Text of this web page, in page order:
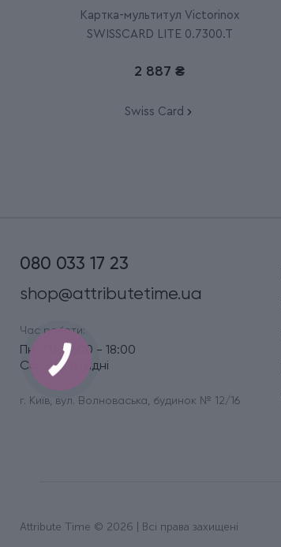
Картка-мультитул Victorinox
SWISSCARD LITE 0.7300.T
2 887 ₴
Swiss Card
080 033 17 23
shop@attributetime.ua
Час роботи:
Пн.-Пт.: 9:00 - 18:00
Сб.-Нд.: вихідні
г. Київ, вул. Волноваська, будинок № 12/16
Attribute Time © 2026 | Всі права захищені